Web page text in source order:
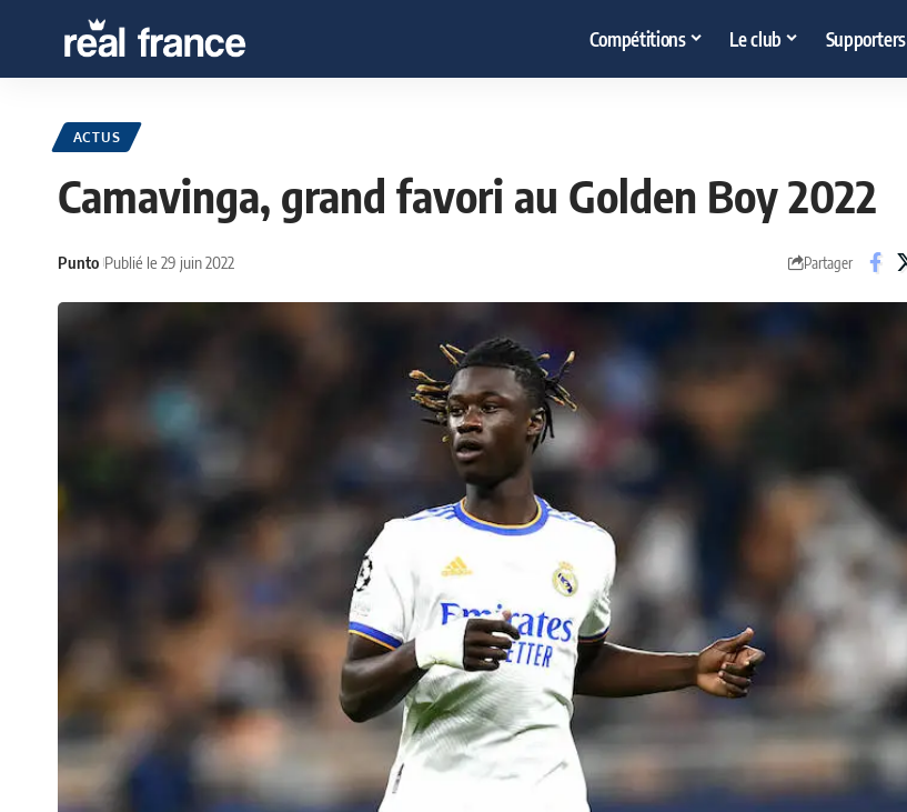
Compétitions Le club Supporters
ACTUS
Camavinga, grand favori au Golden Boy 2022
Punto Publié le 29 juin 2022 Partager